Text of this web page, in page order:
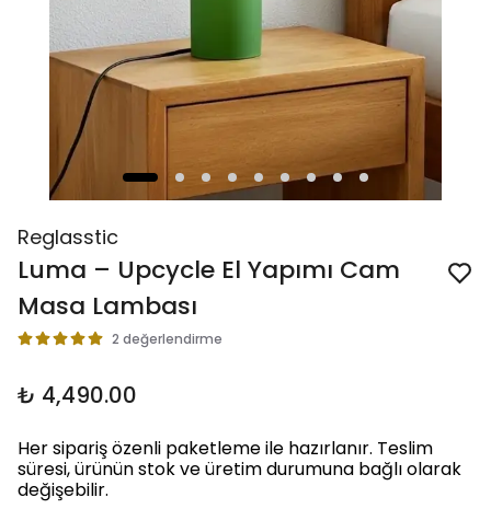
Reglasstic
Luma – Upcycle El Yapımı Cam
Masa Lambası
2 değerlendirme
₺ 4,490.00
Her sipariş özenli paketleme ile hazırlanır. Teslim
süresi, ürünün stok ve üretim durumuna bağlı olarak
değişebilir.